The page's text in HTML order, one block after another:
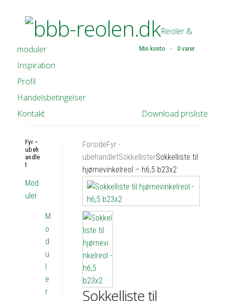
Min konto 0 varer
Reoler &
moduler
Inspiration
Profil
Handelsbetingelser
Download prisliste
Kontakt
ForsideFyr -
ubehandletSokkellisterSokkelliste til
hjørnevinkelreol – h6,5 b23x2
Sokkelliste til
Fyr –
ubeh
andle
t
Mod
uler
M
o
d
u
l
e
r